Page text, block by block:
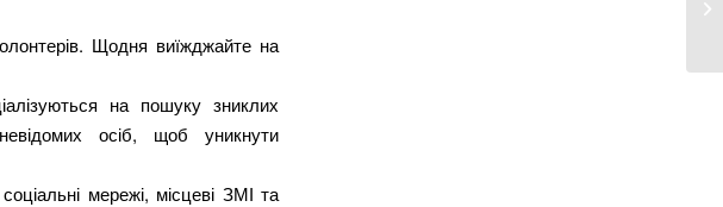
Щодня виїжджайте на
на пошуку зниклих
осіб, щоб уникнути
мережі, місцеві ЗМІ та